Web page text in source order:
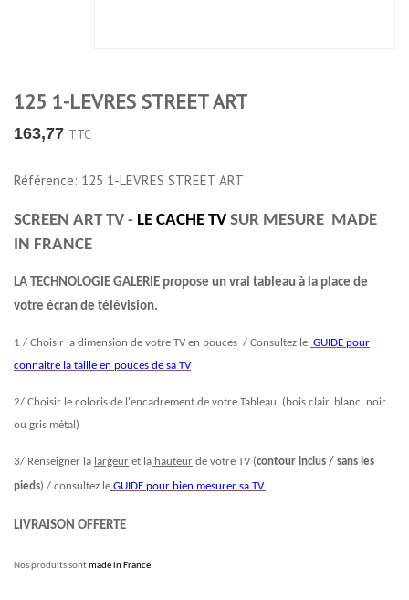
125 1-LEVRES STREET ART
163,77 TTC
Référence: 125 1-LEVRES STREET ART
SCREEN ART TV - LE CACHE TV SUR MESURE MADE
IN FRANCE
LA TECHNOLOGIE GALERIE propose un vrai tableau à la place de
votre écran de télévision.
1 / Choisir la dimension de votre TV en pouces / Consultez le GUIDE pour
connaitre la taille en pouces de sa TV
2/ Choisir le coloris de l'encadrement de votre Tableau (bois clair, blanc, noir
ou gris métal)
3/ Renseigner la largeur et la hauteur de votre TV (contour inclus / sans les
pieds) / consultez le GUIDE pour bien mesurer sa TV
LIVRAISON OFFERTE
Nos produits sontmade in France.